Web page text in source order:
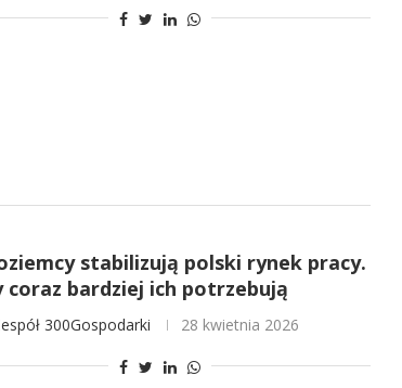
stabilizują polski rynek pracy.
coraz bardziej ich potrzebują
300Gospodarki 28 kwietnia 2026